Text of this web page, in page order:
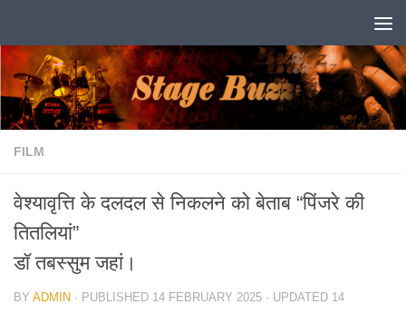
FILM
वेश्यावृत्ति के दलदल से निकलने को बेताब “पिंजरे की
तितलियां”
डॉ तबस्सुम जहां।
BY ADMIN · PUBLISHED 14 FEBRUARY 2025 · UPDATED 14